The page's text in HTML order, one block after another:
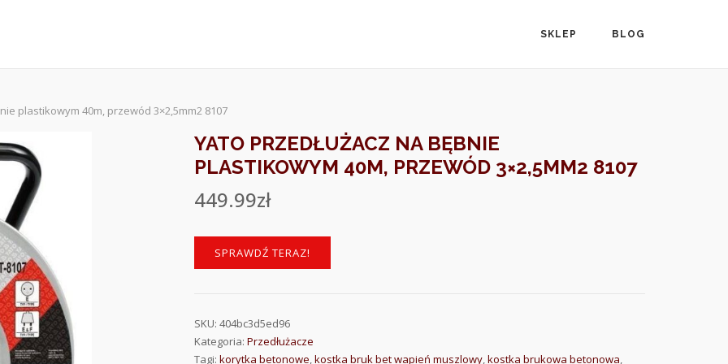
SKLEP BLOG
plastikowym 40m, przewód 3×2,5mm2 8107
YATO PRZEDŁUŻACZ NA BĘBNIE
PLASTIKOWYM 40M, PRZEWÓD 3×2,5MM2 8107
449.99zł
SPRAWDŹ TERAZ!
SKU:404bc3d5ed96
Kategoria:Przedłużacze
Tagi:korytka betonowe,kostka bruk bet wapień muszlowy,kostka brukowa betonowa,